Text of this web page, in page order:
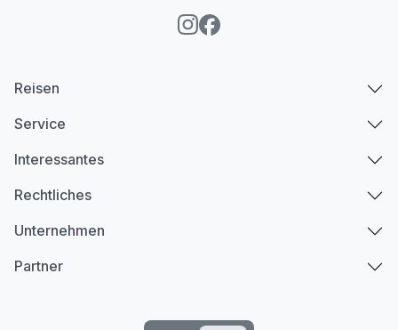
Reisen
Service
Interessantes
Rechtliches
Unternehmen
Partner